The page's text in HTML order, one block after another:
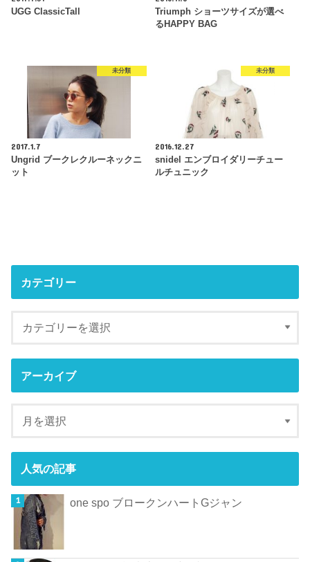
UGG ClassicTall
Triumph ショーツサイズが選べ
るHAPPY BAG
未分類
2017.1.7
Ungrid ブークレクルーネックニ
ット
未分類
2016.12.27
snidel エンブロイダリーチュー
ルチュニック
カテゴリー
アーカイブ
人気の記事
one spo ブロークンハートGジャン